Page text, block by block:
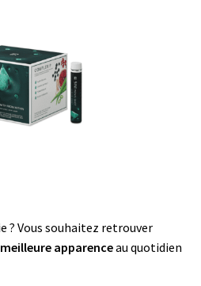
? Vous souhaitez retrouver
apparenceau quotidien